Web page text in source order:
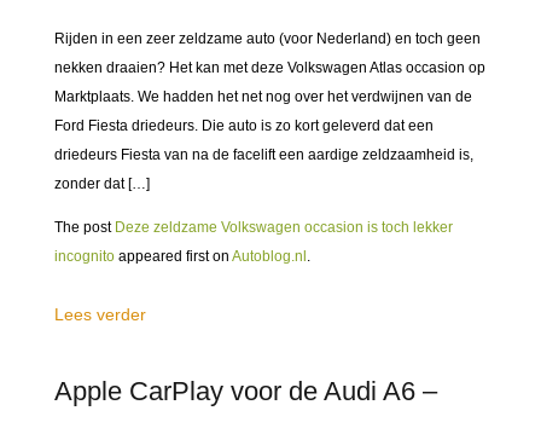
Rijden in een zeer zeldzame auto (voor Nederland) en toch geen
nekken draaien? Het kan met deze Volkswagen Atlas occasion op
Marktplaats. We hadden het net nog over het verdwijnen van de
Ford Fiesta driedeurs. Die auto is zo kort geleverd dat een
driedeurs Fiesta van na de facelift een aardige zeldzaamheid is,
zonder dat […]
The post Deze zeldzame Volkswagen occasion is toch lekker
incognito appeared first on Autoblog.nl .
Lees verder
Apple CarPlay voor de Audi A6 –